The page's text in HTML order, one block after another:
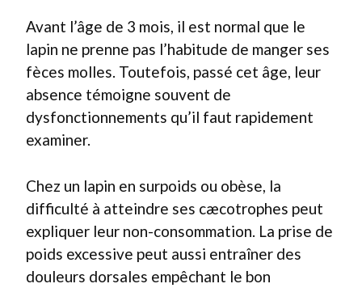
Avant l’âge de 3 mois, il est normal que le
lapin ne prenne pas l’habitude de manger ses
fèces molles. Toutefois, passé cet âge, leur
absence témoigne souvent de
dysfonctionnements qu’il faut rapidement
examiner.
Chez un lapin en surpoids ou obèse, la
difficulté à atteindre ses cæcotrophes peut
expliquer leur non-consommation. La prise de
poids excessive peut aussi entraîner des
douleurs dorsales empêchant le bon